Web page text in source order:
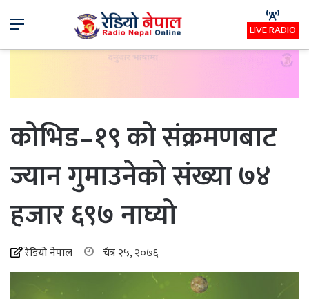
Menu LIVE RADIO
कोभिड–१९ को संक्रमणबाट
ज्यान गुमाउनेको संख्या ७४
हजार ६९७ नाघ्यो
रेडियो नेपाल चैत्र २५, २०७६